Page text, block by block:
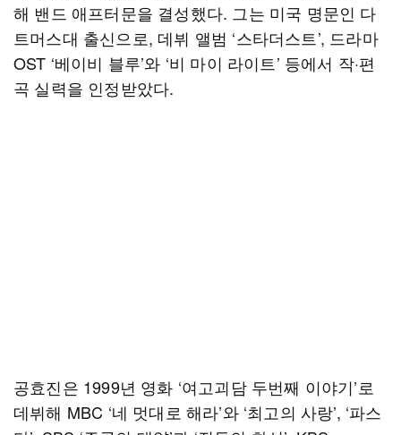
해 밴드 애프터문을 결성했다. 그는 미국 명문인 다
트머스대 출신으로, 데뷔 앨범 ‘스타더스트’, 드라마
OST ‘베이비 블루’와 ‘비 마이 라이트’ 등에서 작·편
곡 실력을 인정받았다.
공효진은 1999년 영화 ‘여고괴담 두번째 이야기’로
데뷔해 MBC ‘네 멋대로 해라’와 ‘최고의 사랑’, ‘파스